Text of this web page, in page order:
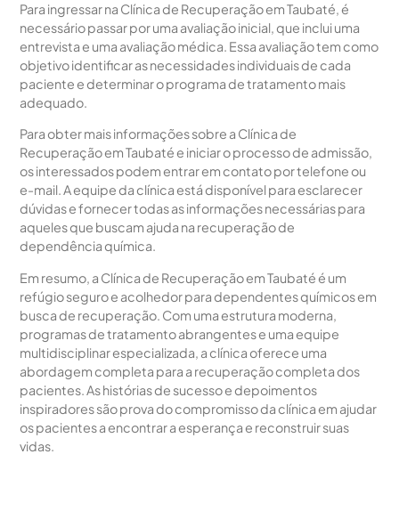
Para ingressar na Clínica de Recuperação em Taubaté, é
necessário passar por uma avaliação inicial, que inclui uma
entrevista e uma avaliação médica. Essa avaliação tem como
objetivo identificar as necessidades individuais de cada
paciente e determinar o programa de tratamento mais
adequado.
Para obter mais informações sobre a Clínica de
Recuperação em Taubaté e iniciar o processo de admissão,
os interessados podem entrar em contato por telefone ou
e-mail. A equipe da clínica está disponível para esclarecer
dúvidas e fornecer todas as informações necessárias para
aqueles que buscam ajuda na recuperação de
dependência química.
Em resumo, a Clínica de Recuperação em Taubaté é um
refúgio seguro e acolhedor para dependentes químicos em
busca de recuperação. Com uma estrutura moderna,
programas de tratamento abrangentes e uma equipe
multidisciplinar especializada, a clínica oferece uma
abordagem completa para a recuperação completa dos
pacientes. As histórias de sucesso e depoimentos
inspiradores são prova do compromisso da clínica em ajudar
os pacientes a encontrar a esperança e reconstruir suas
vidas.